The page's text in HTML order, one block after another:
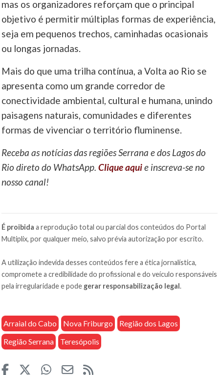
mas os organizadores reforçam que o principal
objetivo é permitir múltiplas formas de experiência,
seja em pequenos trechos, caminhadas ocasionais
ou longas jornadas.
Mais do que uma trilha contínua, a Volta ao Rio se
apresenta como um grande corredor de
conectividade ambiental, cultural e humana, unindo
paisagens naturais, comunidades e diferentes
formas de vivenciar o território fluminense.
Receba as notícias das regiões Serrana e dos Lagos do
Rio direto do WhatsApp.Clique aquie inscreva-se no
nosso canal!
É proibida a reprodução total ou parcial dos conteúdos do Portal
Multiplix, por qualquer meio, salvo prévia autorização por escrito.
A utilização indevida desses conteúdos fere a ética jornalística,
compromete a credibilidade do profissional e do veículo responsáveis
pela irregularidade e pode gerar responsabilização legal.
Arraial do Cabo Nova Friburgo
Região dos Lagos
Região Serrana
Teresópolis